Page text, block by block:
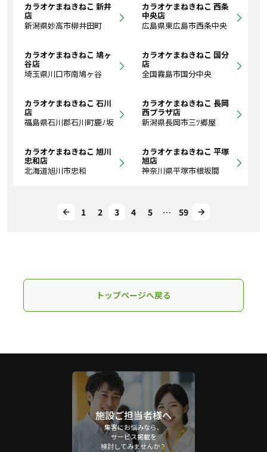
カラオケまねきねこ 新井
店
新潟県妙高市柳井田町
カラオケまねきねこ 西条
中央店
広島県東広島市西条中央
カラオケまねきねこ 鳩ヶ
谷店
埼玉県川口市南鳩ヶ谷
カラオケまねきねこ 国分
店
全国霧島市国分中央
カラオケまねきねこ 石川
店
福島県石川郡石川町鹿ﾉ坂
カラオケまねきねこ 長岡
西プラザ店
新潟県長岡市三ﾂ郷屋
カラオケまねきねこ 旭川
忠和店
北海道旭川市忠和
カラオケまねきねこ 平塚
旭店
神奈川県平塚市根坂間
1 2 3 4 5 … 59
トップページへ戻る
施設ご担当者様へ
集客にお悩みなら、
サービス掲載を
検討してみませんか？